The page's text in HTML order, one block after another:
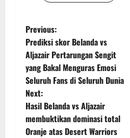
P
o
s
t
n
Previous:
Prediksi skor Belanda vs
Aljazair Pertarungan Sengit
yang Bakal Menguras Emosi
Seluruh Fans di Seluruh Dunia
Next:
Hasil Belanda vs Aljazair
membuktikan dominasi total
Oranje atas Desert Warriors